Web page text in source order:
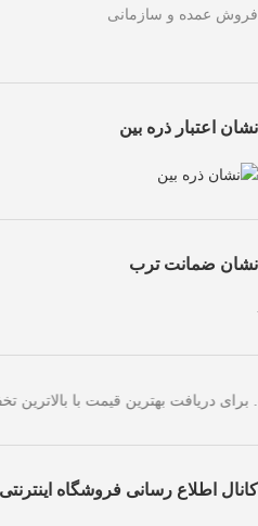
فروش عمده و سازمانی
نشان اعتبار ذره بین
نشان ضمانت ترب
است. برای دریافت بهترین قیمت با
کانال اطلاع رسانی فروشگاه اینترنتی